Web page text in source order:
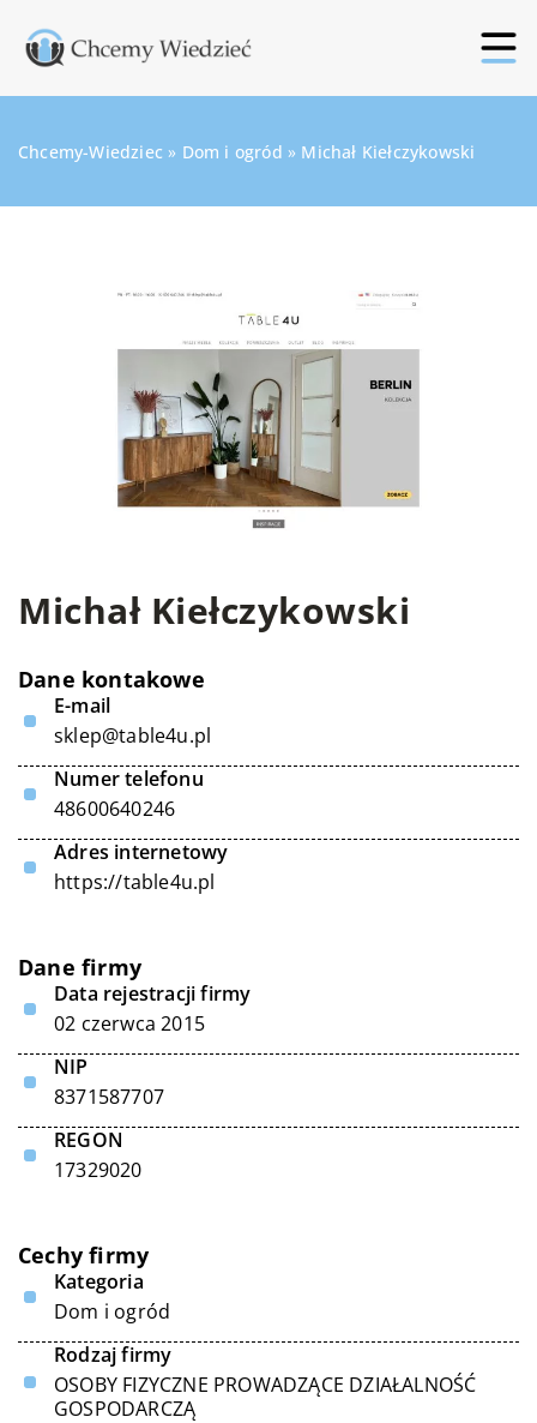
Chcemy-Wiedziec » Dom i ogród » Michał Kiełczykowski
Michał Kiełczykowski
Dane kontakowe
E-mail
sklep@table4u.pl
Numer telefonu
48600640246
Adres internetowy
https://table4u.pl
Dane firmy
Data rejestracji firmy
02 czerwca 2015
NIP
8371587707
REGON
17329020
Cechy firmy
Kategoria
Dom i ogród
Rodzaj firmy
OSOBY FIZYCZNE PROWADZĄCE DZIAŁALNOŚĆ
GOSPODARCZĄ